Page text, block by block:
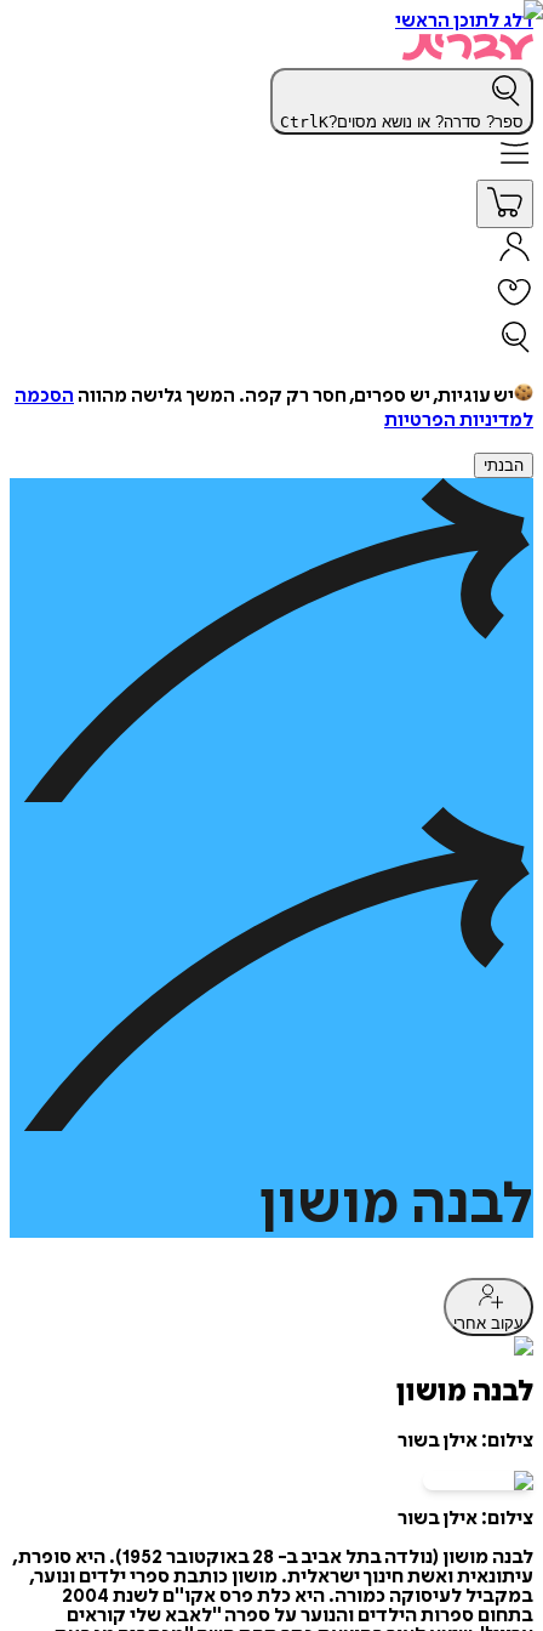
דלג לתוכן הראשי
ספר? סדרה? או נושא מסוים? CtrlK
יש עוגיות, יש ספרים, חסר רק קפה. המשך גלישה מהווה הסכמה
למדיניות הפרטיות
הבנתי
לבנה מושון
עקוב אחרי
לבנה מושון
צילום: אילן בשור
צילום: אילן בשור
לבנה מושון (נולדה בתל אביב ב- 28 באוקטובר 1952). היא סופרת,
עיתונאית ואשת חינוך ישראלית. מושון כותבת ספרי ילדים ונוער,
במקביל לעיסוקה כמורה. היא כלת פרס אקו"ם לשנת 2004
בתחום ספרות הילדים והנוער על ספרה "לאבא שלי קוראים